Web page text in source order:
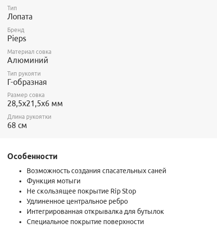
Тип
Лопата
Бренд
Pieps
Материал совка
Алюминий
Тип рукояти
Г-образная
Размер совка
28,5x21,5x6 мм
Длина рукоятки
68 см
Особенности
Возможность создания спасательных саней
Функция мотыги
Не скользящее покрытие Rip Stop
Удлиненное центральное ребро
Интегрированная открывалка для бутылок
Специальное покрытие поверхности